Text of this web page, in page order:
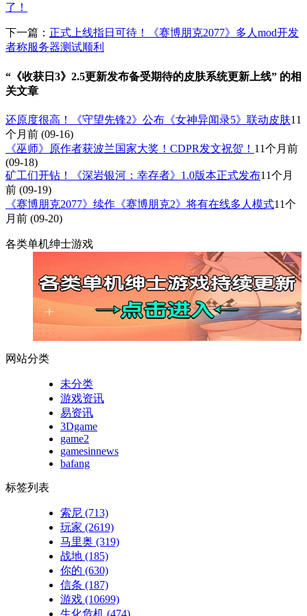
了！
下一篇： 正式上线指日可待！《赛博朋克2077》多人mod开发
者称服务器测试顺利
“《收获日3》2.5更新发布备受期待的皮肤系统更新上线” 的相
关文章
还原度很高！《守望先锋2》公布《女神异闻录5》联动皮肤11
个月前 (09-16)
《巫师》原作者获波兰国家大奖！CDPR发文祝贺！ 11个月前
(09-18)
矿工们开钻！《深岩银河：幸存者》1.0版本正式发布11个月
前 (09-19)
《赛博朋克2077》续作《赛博朋克2》将有在线多人模式11个
月前 (09-20)
各类单机绅士游戏
网站分类
未分类
游戏资讯
易资讯
3Dgame
game2
gamesinnews
bafang
标签列表
索尼 (713)
玩家 (2619)
马里奥 (319)
战地 (185)
你的 (630)
信条 (187)
游戏 (10699)
生化危机 (474)